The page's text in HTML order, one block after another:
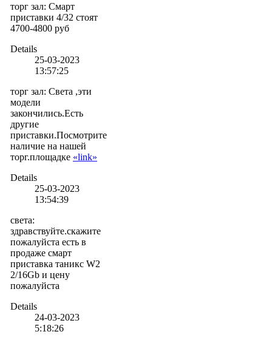
торг зал: Смарт
приставки 4/32 стоят
4700-4800 руб
Details
25-03-2023
13:57:25
торг зал: Света ,эти
модели
закончились.Есть
другие
приставки.Посмотрите
наличие на нашей
торг.площадке «link»
Details
25-03-2023
13:54:39
света:
здравствуйте.скажите
пожалуйста есть в
продаже смарт
приставка таникс W2
2/16Gb и цену
пожалуйста
Details
24-03-2023
5:18:26